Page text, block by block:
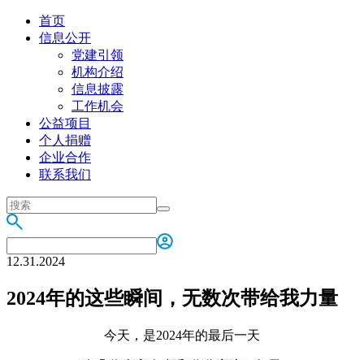
首页
信息公开
党建引领
机构介绍
信息披露
工作机会
公益项目
个人捐赠
企业合作
联系我们
12.31.2024
2024年的这些瞬间，无数次带给我力量
今天，是2024年的最后一天